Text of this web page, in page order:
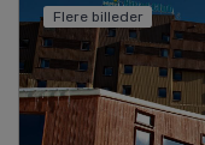
Flere billeder